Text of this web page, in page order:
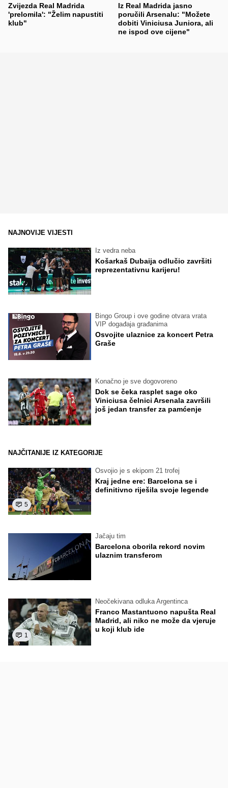
Zvijezda Real Madrida
'prelomila': "Želim napustiti
klub"
Iz Real Madrida jasno
poručili Arsenalu: "Možete
dobiti Viniciusa Juniora, ali
ne ispod ove cijene"
NAJNOVIJE VIJESTI
Iz vedra neba
Košarkaš Dubaija odlučio završiti
reprezentativnu karijeru!
Bingo Group i ove godine otvara vrata
VIP događaja građanima
Osvojite ulaznice za koncert Petra
Graše
Konačno je sve dogovoreno
Dok se čeka rasplet sage oko
Viniciusa čelnici Arsenala završili
još jedan transfer za pamćenje
NAJČITANIJE IZ KATEGORIJE
5
Osvojio je s ekipom 21 trofej
Kraj jedne ere: Barcelona se i
definitivno riješila svoje legende
Jačaju tim
Barcelona oborila rekord novim
ulaznim transferom
1
Neočekivana odluka Argentinca
Franco Mastantuono napušta Real
Madrid, ali niko ne može da vjeruje
u koji klub ide